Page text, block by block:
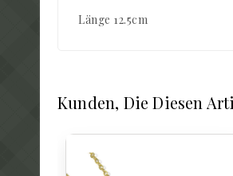
Länge 12.5cm
Kunden, Die Diesen